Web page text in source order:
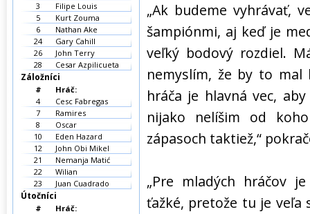
„Ak budeme vyhrávať,
šampiónmi, aj keď je
veľký bodový rozdiel.
nemyslím, že by to mal
hráča je hlavná vec,
nijako nelíšim od
zápasoch taktiež,“
„Pre mladých hráčov
ťažké, pretože tu je veľa
3
Filipe Louis
5
Kurt Zouma
6
Nathan Ake
24
Gary Cahill
26
John Terry
28
Cesar Azpilicueta
Záložníci
#
Hráč:
4
Cesc Fabregas
7
Ramires
8
Oscar
10
Eden Hazard
12
John Obi Mikel
21
Nemanja Matić
22
Wilian
23
Juan Cuadrado
Útočníci
#
Hráč: